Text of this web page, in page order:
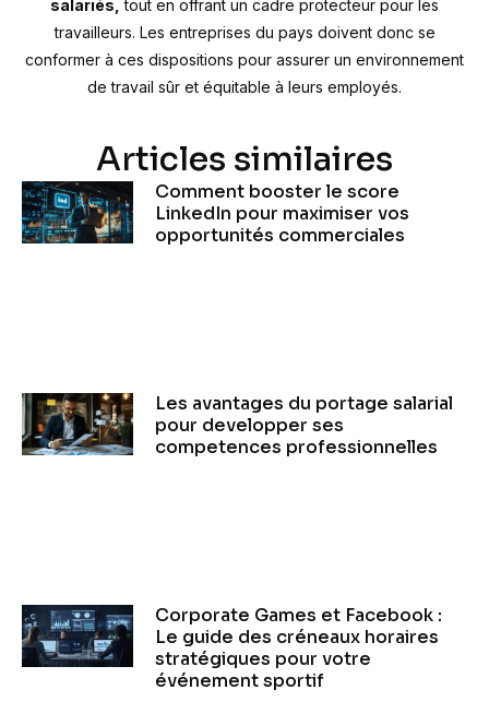
Articles similaires
Comment booster le score
LinkedIn pour maximiser vos
opportunités commerciales
Les avantages du portage salarial
pour developper ses
competences professionnelles
Corporate Games et Facebook :
Le guide des créneaux horaires
stratégiques pour votre
événement sportif
salariés, tout en offrant un cadre protecteur pour les
travailleurs. Les entreprises du pays doivent donc se
conformer à ces dispositions pour assurer un environnement
de travail sûr et équitable à leurs employés.